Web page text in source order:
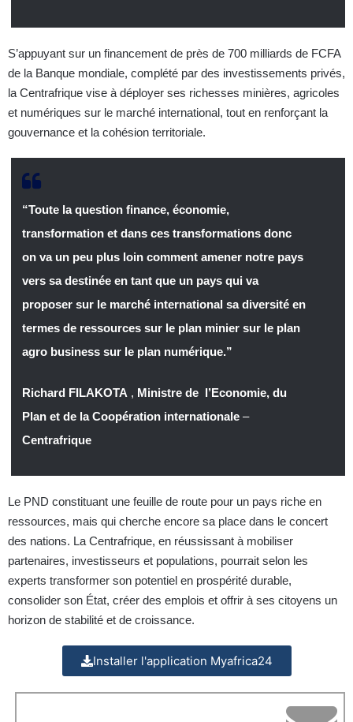
S’appuyant sur un financement de près de 700 milliards de FCFA
de la Banque mondiale, complété par des investissements privés,
la Centrafrique vise à déployer ses richesses minières, agricoles
et numériques sur le marché international, tout en renforçant la
gouvernance et la cohésion territoriale.
“Toute la question finance, économie,
transformation et dans ces transformations donc
on va un peu plus loin comment amener notre pays
vers sa destinée en tant que un pays qui va
proposer sur le marché international sa diversité en
termes de ressources sur le plan minier sur le plan
agro business sur le plan numérique.”
Richard FILAKOTA , Ministre de l’Economie, du
Plan et de la Coopération internationale–
Centrafrique
Le PND constituant une feuille de route pour un pays riche en
ressources, mais qui cherche encore sa place dans le concert
des nations. La Centrafrique, en réussissant à mobiliser
partenaires, investisseurs et populations, pourrait selon les
experts transformer son potentiel en prospérité durable,
consolider son État, créer des emplois et offrir à ses citoyens un
horizon de stabilité et de croissance.
Installer l'application Myafrica24